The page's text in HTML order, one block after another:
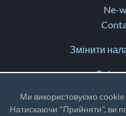
Ми використовуємо cookie
Натискаючи "Прийняти", ви
Ne-
Змінити
Нотатки